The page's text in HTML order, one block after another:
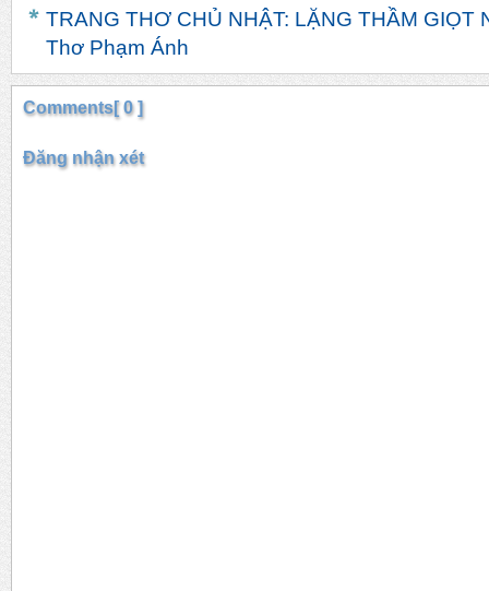
TRANG THƠ CHỦ NHẬT: LẶNG THẦM GIỌT
Thơ Phạm Ánh
Comments[ 0 ]
Đăng nhận xét